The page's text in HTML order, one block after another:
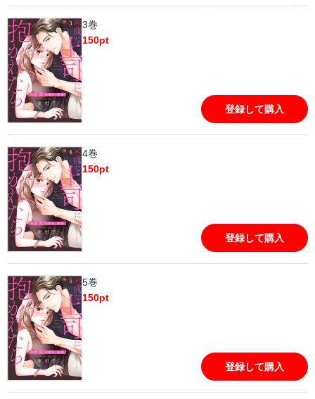
3巻
150pt
登録して購入
4巻
150pt
登録して購入
5巻
150pt
登録して購入